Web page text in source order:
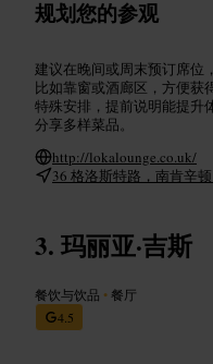
规划您的参观
建议在晚间或周末预订席位
比如靠窗或酒廊区，方便获
特殊安排，提前说明能提升
分享多样菜品。
http://lokalounge.co.uk/
36 格洛斯特路，南肯辛
玛丽亚·吉斯
餐饮与饮品 •餐厅
4.5